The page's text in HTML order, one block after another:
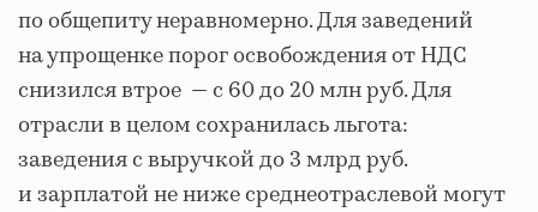
по общепиту неравномерно. Для заведений
на упрощенке порог освобождения от НДС
снизился втрое — с 60 до 20 млн руб. Для
отрасли в целом сохранилась льгота:
заведения с выручкой до 3 млрд руб.
и зарплатой не ниже среднеотраслевой могут